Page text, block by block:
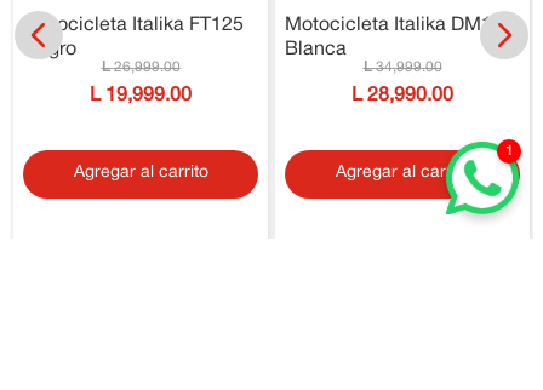
Motocicleta Italika FT125
Negro
26,999.00
19,999.00
Agregar al carrito
Motocicleta Italika DM150
Blanca
34,999.00
28,990.00
Agregar al carrito
1